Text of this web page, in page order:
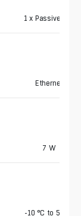
1 x Passive PoE
Ethernet
7 W
-10 °C to 50 °C